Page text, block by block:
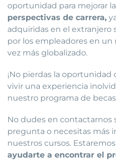
oportunidad para mejorar la
perspectivas de carrera,
adquiridas en el extranjero
por los empleadores en un
vez más globalizado.
¡No pierdas la oportunidad
vivir una experiencia
nuestro programa de becas
No dudes en contactarnos
pregunta o necesitas más
nuestros cursos.
ayudarte a encontrar el